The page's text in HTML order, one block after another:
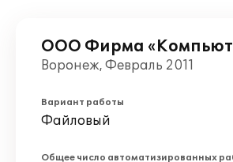
ООО Фирма
Воронеж, Февраль 2011
Вариант работы
Файловый
Общее число автоматизированных